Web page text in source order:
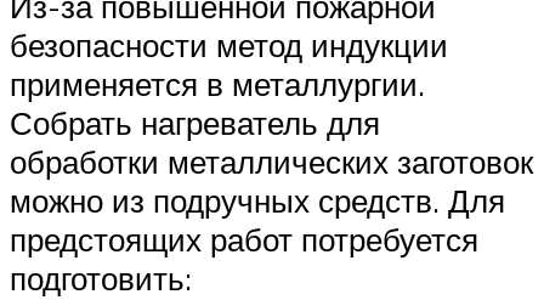
безопасности метод индукции
применяется в металлургии.
Собрать нагреватель для
обработки металлических заготовок
можно из подручных средств. Для
предстоящих работ потребуется
подготовить: